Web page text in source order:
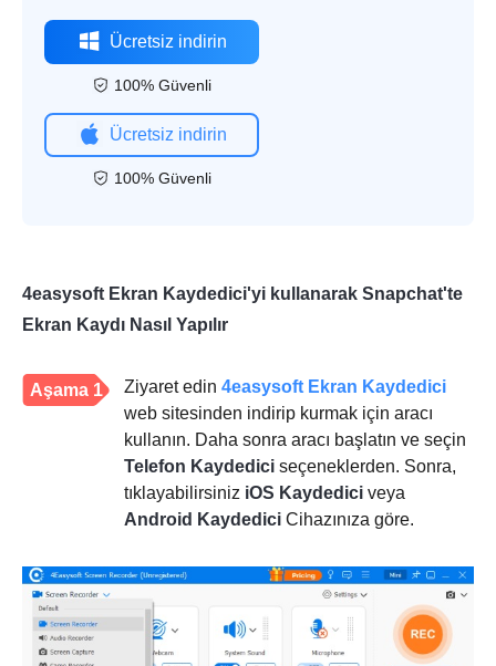
Ücretsiz indirin
100% Güvenli
Ücretsiz indirin
100% Güvenli
4easysoft Ekran Kaydedici'yi kullanarak Snapchat'te
Ekran Kaydı Nasıl Yapılır
Aşama 1 Ziyaret edin 4easysoft Ekran Kaydedici
web sitesinden indirip kurmak için aracı
kullanın. Daha sonra aracı başlatın ve seçin
Telefon Kaydedici seçeneklerden. Sonra,
tıklayabilirsiniz iOS Kaydedici veya
Android Kaydedici Cihazınıza göre.